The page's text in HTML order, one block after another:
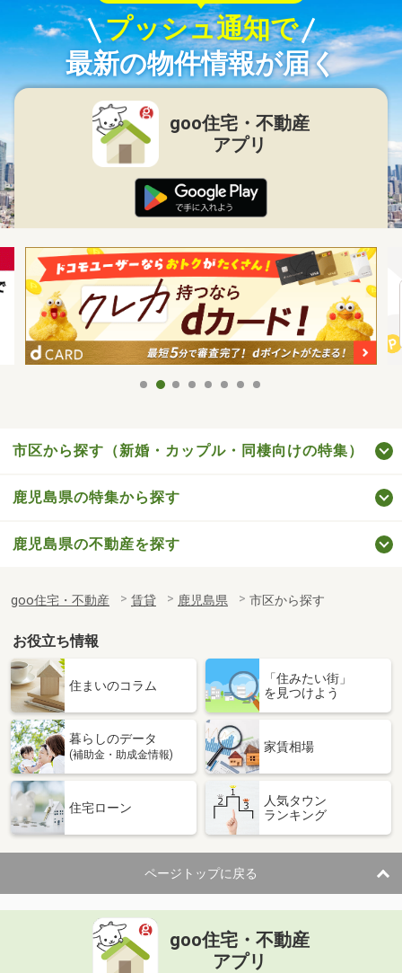
プッシュ通知で
最新の物件情報が届く
goo住宅・不動産
アプリ
市区から探す（新婚・カップル・同棲向けの特集）
鹿児島県の特集から探す
鹿児島県の不動産を探す
goo住宅・不動産 賃貸 鹿児島県 市区から探す
お役立ち情報
住まいのコラム
「住みたい街」
を見つけよう
暮らしのデータ
(補助金・助成金情報)
家賃相場
住宅ローン
人気タウン
ランキング
ページトップに戻る
goo住宅・不動産
アプリ